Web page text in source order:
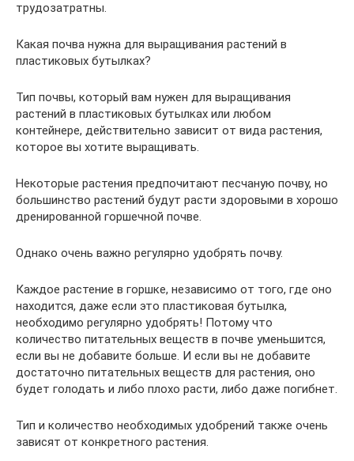
трудозатратны.
Какая почва нужна для выращивания растений в
пластиковых бутылках?
Тип почвы, который вам нужен для выращивания
растений в пластиковых бутылках или любом
контейнере, действительно зависит от вида растения,
которое вы хотите выращивать.
Некоторые растения предпочитают песчаную почву, но
большинство растений будут расти здоровыми в хорошо
дренированной горшечной почве.
Однако очень важно регулярно удобрять почву.
Каждое растение в горшке, независимо от того, где оно
находится, даже если это пластиковая бутылка,
необходимо регулярно удобрять! Потому что
количество питательных веществ в почве уменьшится,
если вы не добавите больше. И если вы не добавите
достаточно питательных веществ для растения, оно
будет голодать и либо плохо расти, либо даже погибнет.
Тип и количество необходимых удобрений также очень
зависят от конкретного растения.